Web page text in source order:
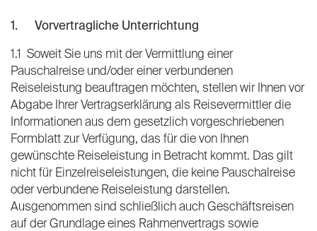
1. Vorvertragliche Unterrichtung
1.1 Soweit Sie uns mit der Vermittlung einer
Pauschalreise und/oder einer verbundenen
Reiseleistung beauftragen möchten, stellen wir Ihnen vor
Abgabe Ihrer Vertragserklärung als Reisevermittler die
Informationen aus dem gesetzlich vorgeschriebenen
Formblatt zur Verfügung, das für die von Ihnen
gewünschte Reiseleistung in Betracht kommt. Das gilt
nicht für Einzelreiseleistungen, die keine Pauschalreise
oder verbundene Reiseleistung darstellen.
Ausgenommen sind schließlich auch Geschäftsreisen
auf der Grundlage eines Rahmenvertrags sowie